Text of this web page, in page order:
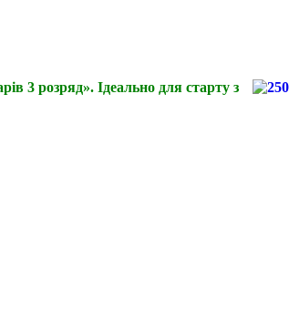
3 розряд».Ідеально для старту з